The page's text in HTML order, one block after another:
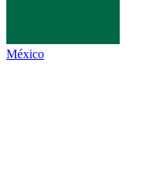
México